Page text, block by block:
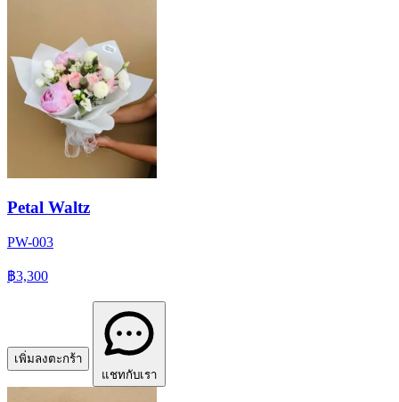
Petal Waltz
PW-003
฿3,300
เพิ่มลงตะกร้า
แชทกับเรา